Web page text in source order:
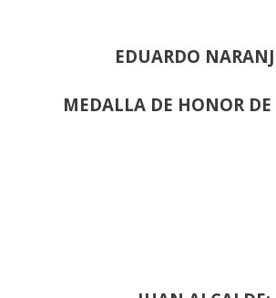
EDUARDO
MEDALLA DE HONOR DE